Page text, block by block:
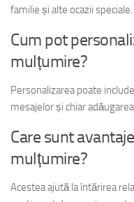
familie și alte ocazii speciale.
Cum pot
mulțumire?
Personalizarea poate
mesajelor și chiar
Care sunt
mulțumire?
Acestea ajută la întărirea